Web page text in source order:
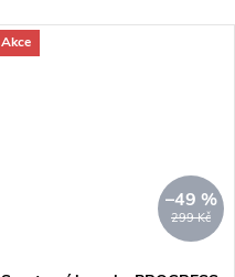
Akce
299 Kč
–49 %